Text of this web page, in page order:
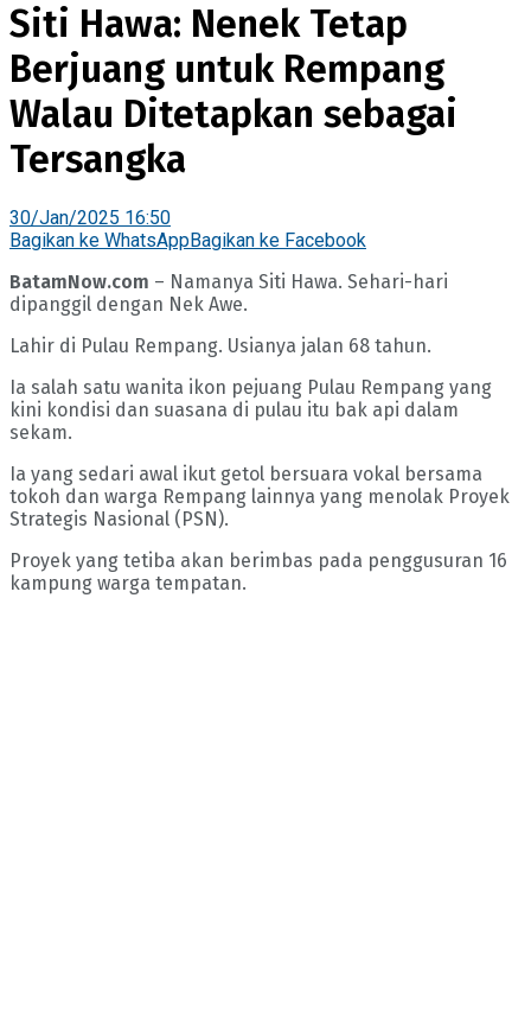
Siti Hawa: Nenek Tetap
Berjuang untuk Rempang
Walau Ditetapkan sebagai
Tersangka
30/Jan/2025 16:50
Bagikan ke WhatsAppBagikan ke Facebook
BatamNow.com – Namanya Siti Hawa. Sehari-hari
dipanggil dengan Nek Awe.
Lahir di Pulau Rempang. Usianya jalan 68 tahun.
Ia salah satu wanita ikon pejuang Pulau Rempang yang
kini kondisi dan suasana di pulau itu bak api dalam
sekam.
Ia yang sedari awal ikut getol bersuara vokal bersama
tokoh dan warga Rempang lainnya yang menolak Proyek
Strategis Nasional (PSN).
Proyek yang tetiba akan berimbas pada penggusuran 16
kampung warga tempatan.